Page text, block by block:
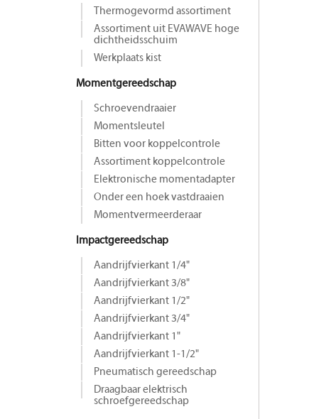
Thermogevormd assortiment
Assortiment uit EVAWAVE hoge
dichtheidsschuim
Werkplaats kist
Momentgereedschap
Schroevendraaier
Momentsleutel
Bitten voor koppelcontrole
Assortiment koppelcontrole
Elektronische momentadapter
Onder een hoek vastdraaien
Momentvermeerderaar
Impactgereedschap
Aandrijfvierkant 1/4"
Aandrijfvierkant 3/8"
Aandrijfvierkant 1/2"
Aandrijfvierkant 3/4"
Aandrijfvierkant 1"
Aandrijfvierkant 1-1/2"
Pneumatisch gereedschap
Draagbaar elektrisch
schroefgereedschap